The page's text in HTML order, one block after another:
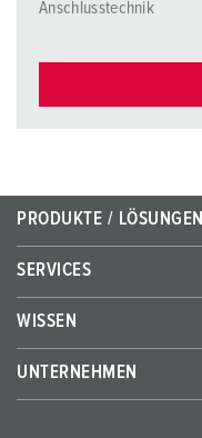
Anschlusstechnik
PRODUKTE / LÖSUNGEN
SERVICES
WISSEN
UNTERNEHMEN